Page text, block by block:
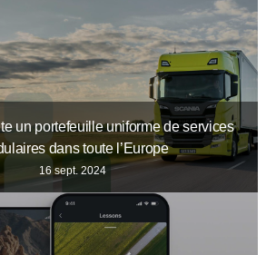
un portefeuille uniforme de services
dans toute l’Europe
16 sept. 2024